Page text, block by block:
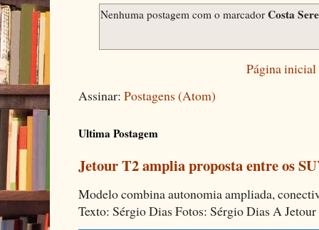
Nenhuma postagem com o marcadorCosta
Página inicial
Assinar: Postagens (Atom)
Ultima Postagem
Jetour T2 amplia proposta entre os
Modelo combina autonomia ampliada,
Texto: Sérgio Dias Fotos: Sérgio Dias A